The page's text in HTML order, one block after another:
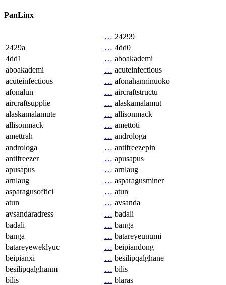
PanLinx
… 24299
2429a
… 4dd0
4dd1
… aboakademi
aboakademi
… acuteinfectious
acuteinfectious
… afonahanninuoko
afonalun
… aircraftstructu
aircraftsupplie
… alaskamalamut
alaskamalamute
… allisonmack
allisonmack
… amettoti
amettrah
… androloga
androloga
… antifreezepin
antifreezer
… apusapus
apusapus
… arnlaug
arnlaug
… asparagusminer
asparagusoffici
… atun
atun
… avsanda
avsandaradress
… badali
badali
… banga
banga
… batareyeunumi
batareyeweklyuc
… beipiandong
beipianxi
… besilipqalghane
besilipqalghanm
… bilis
bilis
… blaras